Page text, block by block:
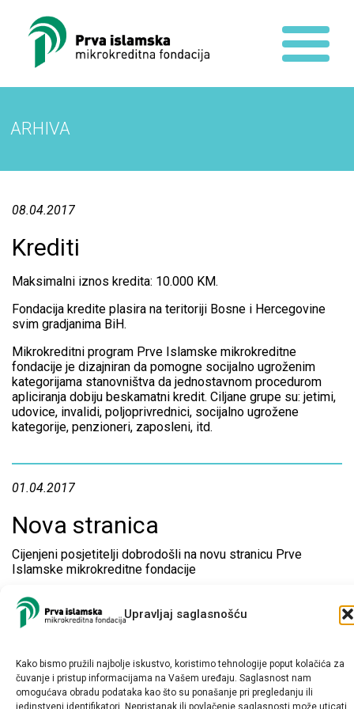
Upravljaj saglasnošću
Kako bismo pružili najbolje iskustvo, koristimo tehnologije poput kolačića za
čuvanje i pristup informacijama na Vašem uređaju. Saglasnost nam
omogućava obradu podataka kao što su ponašanje pri pregledanju ili
jedinstveni identifikatori. Nepristanak ili povlačenje saglasnosti može uticati
ARHIVA
08.04.2017
Krediti
Maksimalni iznos kredita: 10.000 KM.
Fondacija kredite plasira na teritoriji Bosne i Hercegovine
svim gradjanima BiH.
Mikrokreditni program Prve Islamske mikrokreditne
fondacije je dizajniran da pomogne socijalno ugroženim
kategorijama stanovništva da jednostavnom procedurom
apliciranja dobiju beskamatni kredit. Ciljane grupe su: jetimi,
udovice, invalidi, poljoprivrednici, socijalno ugrožene
kategorije, penzioneri, zaposleni, itd.
01.04.2017
Nova stranica
Cijenjeni posjetitelji dobrodošli na novu stranicu Prve
Islamske mikrokreditne fondacije